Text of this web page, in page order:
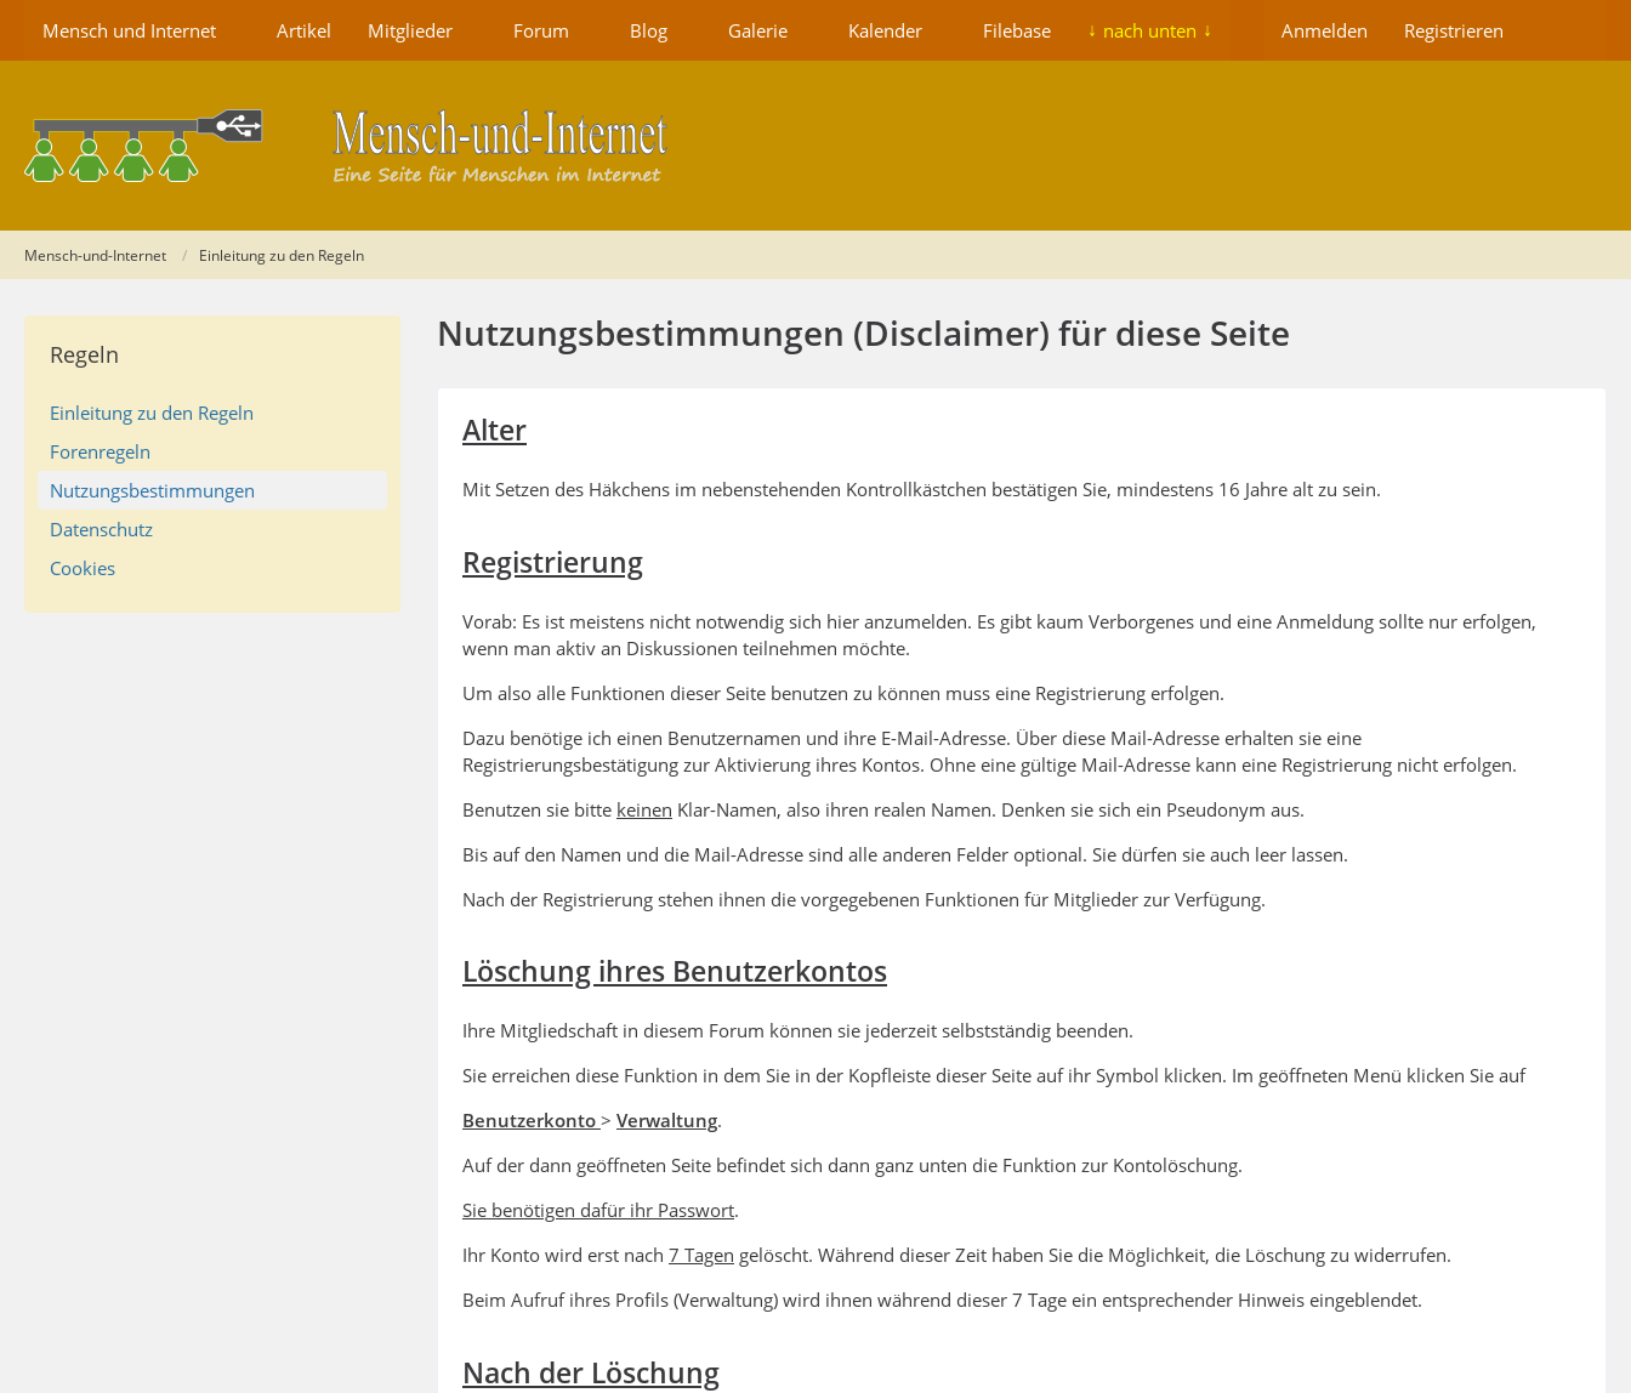
Mensch und Internet Artikel Mitglieder Forum Blog Galerie Kalender Filebase nach unten Anmelden Registrieren
Mensch-und-Internet Einleitung zu den Regeln
Regeln
Einleitung zu den Regeln
Forenregeln
Nutzungsbestimmungen
Datenschutz
Cookies
Nutzungsbestimmungen (Disclaimer) für diese Seite
Alter
Mit Setzen des Häkchens im nebenstehenden Kontrollkästchen bestätigen Sie, mindestens 16 Jahre alt zu sein.
Registrierung
Vorab: Es ist meistens nicht notwendig sich hier anzumelden. Es gibt kaum Verborgenes und eine Anmeldung sollte nur erfolgen,
wenn man aktiv an Diskussionen teilnehmen möchte.
Um also alle Funktionen dieser Seite benutzen zu können muss eine Registrierung erfolgen.
Dazu benötige ich einen Benutzernamen und ihre E-Mail-Adresse. Über diese Mail-Adresse erhalten sie eine
Registrierungsbestätigung zur Aktivierung ihres Kontos. Ohne eine gültige Mail-Adresse kann eine Registrierung nicht erfolgen.
Benutzen sie bitte keinen Klar-Namen, also ihren realen Namen. Denken sie sich ein Pseudonym aus.
Bis auf den Namen und die Mail-Adresse sind alle anderen Felder optional. Sie dürfen sie auch leer lassen.
Nach der Registrierung stehen ihnen die vorgegebenen Funktionen für Mitglieder zur Verfügung.
Löschung ihres Benutzerkontos
Ihre Mitgliedschaft in diesem Forum können sie jederzeit selbstständig beenden.
Sie erreichen diese Funktion in dem Sie in der Kopfleiste dieser Seite auf ihr Symbol klicken. Im geöffneten Menü klicken Sie auf
Benutzerkonto > Verwaltung.
Auf der dann geöffneten Seite befindet sich dann ganz unten die Funktion zur Kontolöschung.
Sie benötigen dafür ihr Passwort.
Ihr Konto wird erst nach 7 Tagen gelöscht. Während dieser Zeit haben Sie die Möglichkeit, die Löschung zu widerrufen.
Beim Aufruf ihres Profils (Verwaltung) wird ihnen während dieser 7 Tage ein entsprechender Hinweis eingeblendet.
Nach der Löschung